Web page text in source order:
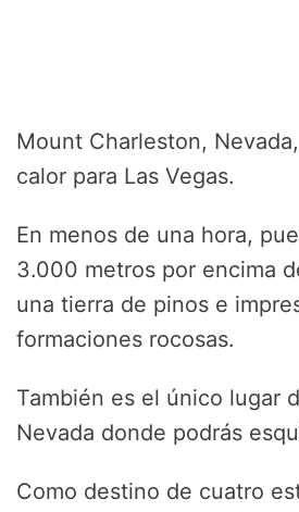
Mount Charleston,
calor para Las Vegas.
En menos de una hora,
3.000 metros por encima
una tierra de pinos e
formaciones rocosas.
También es el único lugar
Nevada donde podrás
Como destino de cuatro